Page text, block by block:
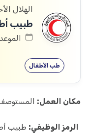
الهلال
طبيب
الموعد
طب الأطفال
مكان العمل:
الرمز الوظيفي: طبيب